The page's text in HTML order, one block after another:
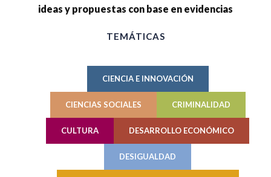
ideas y propuestas con base en evidencias
TEMÁTICAS
CIENCIA E INNOVACIÓN
CIENCIAS SOCIALES CRIMINALIDAD
CULTURA DESARROLLO ECONÓMICO
DESIGUALDAD